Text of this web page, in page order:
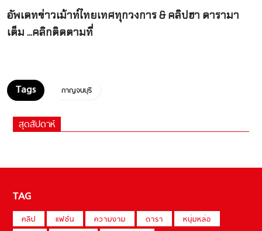
อัพเดทข่าวเม้าท์ไทยเทศทุกวงการ & คลิปฮา ดารามา
เต็ม ...คลิกติดตามที่
กาญจนบุรี
สุดสัปดาห์
TAG
คลิป แฟชั่น ความงาม ดารา
หนุ่มหล่อ